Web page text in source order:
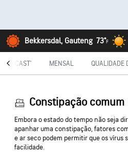
Bekkersdal, Gauteng 73°F
MENSAL QUALIDADE
Constipação comum
Embora o estado do tempo não seja
apanhar uma constipação, fatores
e ar seco podem permitir que os vírus
facilidade.